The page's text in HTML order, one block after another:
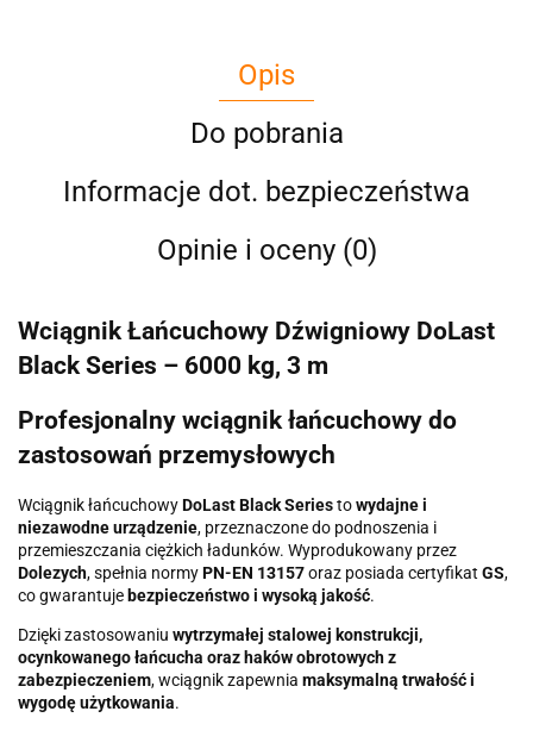
Opis
Do pobrania
Informacje dot. bezpieczeństwa
Opinie i oceny (0)
Wciągnik Łańcuchowy Dźwigniowy DoLast
Black Series – 6000 kg, 3 m
Profesjonalny wciągnik łańcuchowy do
zastosowań przemysłowych
Wciągnik łańcuchowyDoLast Black Seriestowydajne i
niezawodne urządzenie, przeznaczone do podnoszenia i
przemieszczania ciężkich ładunków. Wyprodukowany przez
Dolezych, spełnia normyPN-EN 13157oraz posiada certyfikat GS,
co gwarantuje bezpieczeństwo i wysoką jakość.
Dzięki zastosowaniu wytrzymałej stalowej konstrukcji,
ocynkowanego łańcucha oraz haków obrotowych z
zabezpieczeniem, wciągnik zapewnia maksymalną trwałość i
wygodę użytkowania.